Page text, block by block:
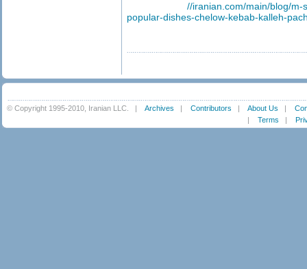
//iranian.com/main/blog/
popular-dishes-chelow-kebab-kalleh-
© Copyright 1995-2010, Iranian LLC. | Archives | Contributors | About Us |
| Terms |